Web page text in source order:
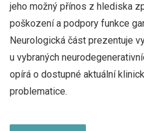
jeho možný přínos z hlediska
poškození a podpory funkce
Neurologická část prezentuje
u vybraných
opírá o dostupné aktuální
problematice.